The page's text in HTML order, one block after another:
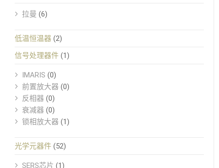
拉曼 (6)
低温恒温器 (2)
信号处理器件 (1)
IMARIS (0)
前置放大器 (0)
反相器 (0)
衰减器 (0)
锁相放大器 (1)
光学元器件 (52)
SERS芯片 (1)